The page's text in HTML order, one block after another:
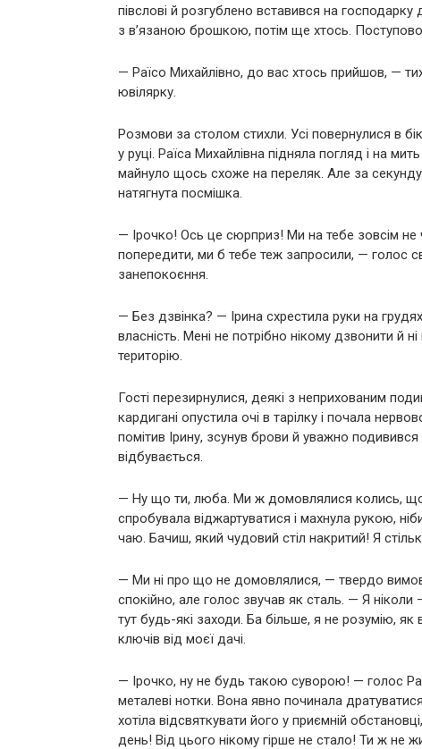
півслові й розгублено вставився на
з в’язаною брошкою, потім ще хтось. Поступово
— Раїсо Михайлівно, до вас хтось прийшов, —
ювілярку.
Розмови за столом стихли. Усі повернулися в
у руці. Раїса Михайлівна підняла погляд і на
майнуло щось схоже на переляк. Але за секунду
натягнута посмішка.
— Ірочко! Ось це сюрприз! Ми на тебе зовсім не
попередити, ми б тебе теж запросили, — голос
занепокоєння.
— Без дзвінка? — Ірина схрестила руки на
власність. Мені не потрібно нікому дзвонити й
територію.
Гості перезирнулися, деякі з неприхованим
кардигані опустила очі в тарілку і почала
помітив Ірину, зсунув брови й уважно
відбувається.
— Ну що ти, люба. Ми ж домовлялися колись, що
спробувала віджартуватися і махнула рукою,
чаю. Бачиш, який чудовий стіл накритий! Я
— Ми ні про що не домовлялися, — твердо
спокійно, але голос звучав як сталь. — Я
тут будь-які заходи. Ба більше, я не розумію,
ключів від моєї дачі.
— Ірочко, ну не будь такою суворою! — голос
металеві нотки. Вона явно починала
хотіла відсвяткувати його у приємній
день! Від цього нікому гірше не стало! Ти ж не